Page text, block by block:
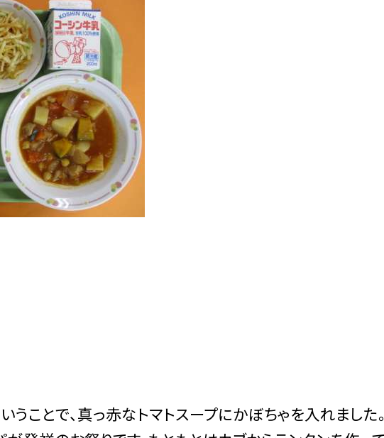
うことで、真っ赤なトマトスープにかぼちゃを入れました